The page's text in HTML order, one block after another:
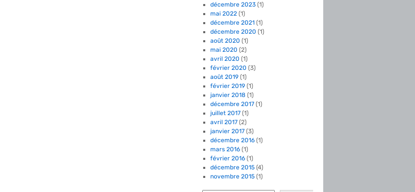
décembre 2023(1)
mai 2022(1)
décembre 2021(1)
décembre 2020 (1)
août 2020 (1)
mai 2020 (2)
avril 2020 (1)
février 2020 (3)
août 2019(1)
février 2019(1)
janvier 2018 (1)
décembre 2017(1)
juillet 2017(1)
avril 2017(2)
janvier 2017(3)
décembre 2016(1)
mars 2016(1)
février 2016(1)
décembre 2015(4)
novembre 2015(1)